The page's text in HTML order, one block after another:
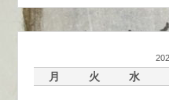
月 火 水